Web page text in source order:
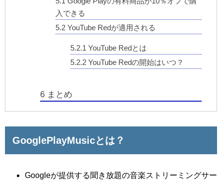
入できる
5.2YouTube Redが適用される
5.2.1 YouTube Redとは
5.2.2 YouTube Redの開始はいつ？
6 まとめ
GooglePlayMusicとは？
Googleが提供する聞き放題の音楽ストリーミングサー